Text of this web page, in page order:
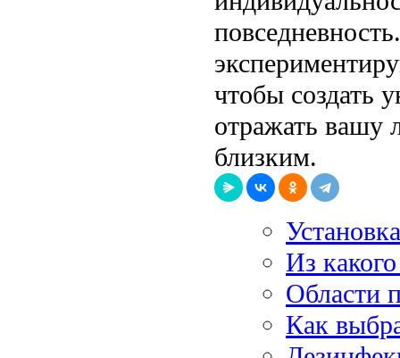
чтобы создать
отражать вашу
близким.
Из
Области
Как